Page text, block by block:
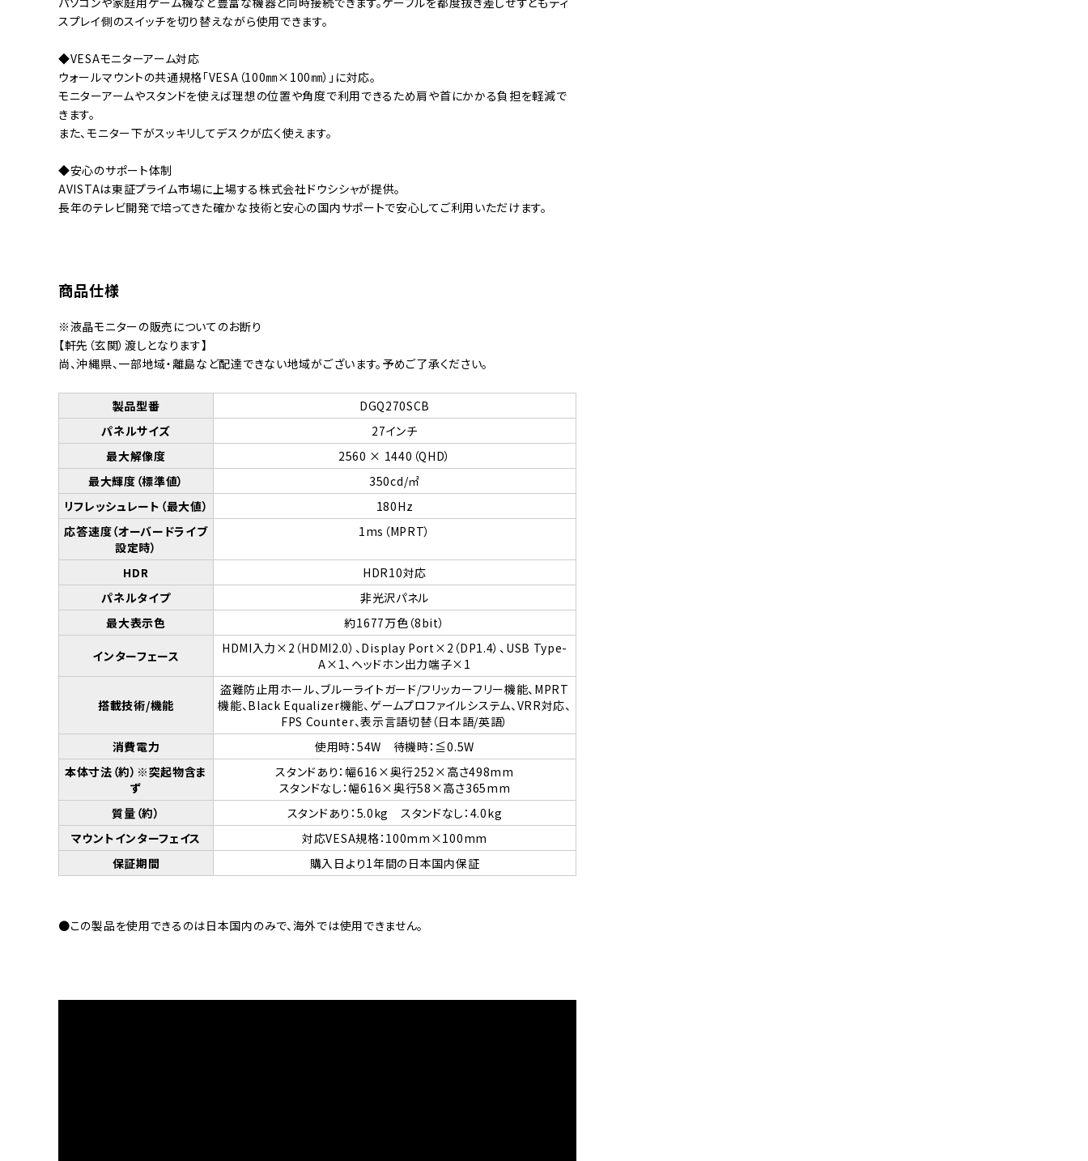
スプレイ側のスイッチを切り替えながら使用できます。
◆VESAモニターアーム対応
ウォールマウントの共通規格「VESA（100㎜×100㎜）」に対応。
モニターアームやスタンドを使えば理想の位置や角度で利用できるため肩や首にかかる負担を軽減で
きます。
また、モニター下がスッキリしてデスクが広く使えます。
◆安心のサポート体制
AVISTAは東証プライム市場に上場する株式会社ドウシシャが提供。
長年のテレビ開発で培ってきた確かな技術と安心の国内サポートで安心してご利用いただけます。
商品仕様
※液晶モニターの販売についてのお断り
【軒先（玄関）渡しとなります】
尚、沖縄県、一部地域・離島など配達できない地域がございます。予めご了承ください。
製品型番
DGQ270SCB
パネルサイズ
27インチ
最大解像度
2560 × 1440（QHD）
最大輝度（標準値）
350cd/㎡
リフレッシュレート（最大値）
180Hz
応答速度（オーバードライブ
設定時）
1ms（MPRT）
HDR
HDR10対応
パネルタイプ
非光沢パネル
最大表示色
約1677万色（8bit）
インターフェース
HDMI入力×2（HDMI2.0）、Display Port×2（DP1.4）、USB Type-
A×1、ヘッドホン出力端子×1
搭載技術/機能
盗難防止用ホール、ブルーライトガード/フリッカーフリー機能、MPRT
機能、Black Equalizer機能、ゲームプロファイルシステム、VRR対応、
FPS Counter、表示言語切替（日本語/英語）
消費電力
使用時：54W 待機時：≦0.5W
本体寸法（約）※突起物含ま
ず
スタンドあり：幅616×奥行252×高さ498mm
スタンドなし：幅616×奥行58×高さ365mm
質量（約）
スタンドあり：5.0kg スタンドなし：4.0kg
マウントインターフェイス
対応VESA規格：100mm×100mm
保証期間
購入日より1年間の日本国内保証
●この製品を使用できるのは日本国内のみで、海外では使用できません。